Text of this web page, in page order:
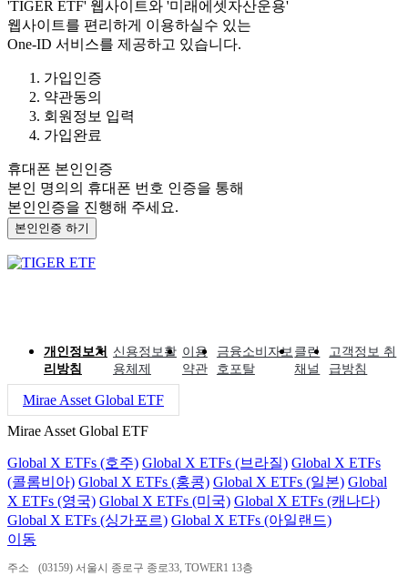
'TIGER ETF' 웹사이트와 '미래에셋자산운용'
웹사이트를 편리하게 이용하실수 있는
One-ID 서비스를 제공하고 있습니다.
가입인증
약관동의
회원정보 입력
가입완료
휴대폰 본인인증
본인 명의의 휴대폰 번호 인증을 통해
본인인증을 진행해 주세요.
본인인증 하기
개인정보처
리방침
신용정보활
용체제
이용
약관
금융소비자보
호포탈
클린
채널
고객정보 취
급방침
Mirae Asset Global ETF
Mirae Asset Global ETF
Global X ETFs (호주) Global X ETFs (브라질) Global X ETFs
(콜롬비아) Global X ETFs (홍콩) Global X ETFs (일본) Global
X ETFs (영국) Global X ETFs (미국) Global X ETFs (캐나다)
Global X ETFs (싱가포르) Global X ETFs (아일랜드)
이동
주소 (03159) 서울시 종로구 종로33, TOWER1 13층